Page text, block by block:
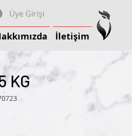
Üye Girişi
İletişim
KG